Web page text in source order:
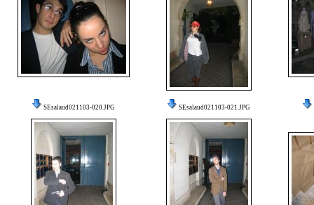
SEsalaud021103-020.JPG SEsalaud021103-021.JPG